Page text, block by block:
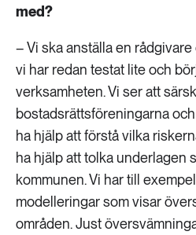
med?
– Vi ska anställa en
vi har redan testat lite och
verksamheten. Vi ser att
bostadsrättsföreningarna
ha hjälp att förstå vilka
ha hjälp att tolka underlagen
kommunen. Vi har till
modelleringar som visar
områden. Just